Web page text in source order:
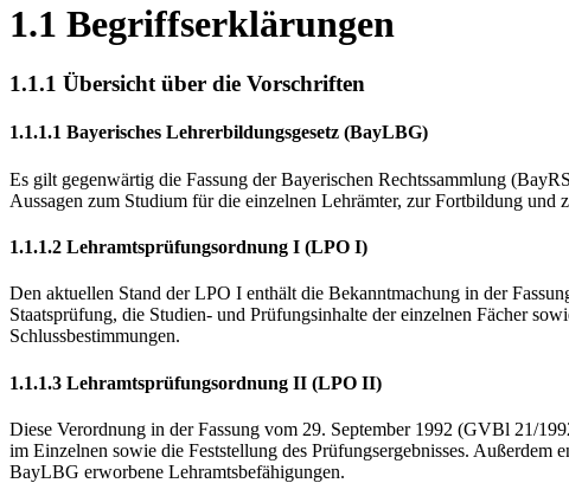
1.1 Begriffserklärungen
1.1.1 Übersicht über die Vorschriften
1.1.1.1 Bayerisches Lehrerbildungsgesetz (BayLBG)
Es gilt gegenwärtig die Fassung der Bayerischen Rechtssammlung
Aussagen zum Studium für die einzelnen Lehrämter, zur Fortbildung
1.1.1.2 Lehramtsprüfungsordnung I (LPO I)
Den aktuellen Stand der LPO I enthält die Bekanntmachung in der
Staatsprüfung, die Stu­dien- und Prüfungsinhalte der einzelnen Fächer
Schlussbestimmungen.
1.1.1.3 Lehramtsprüfungsordnung II (LPO II)
Diese Verordnung in der Fassung vom 29. September 1992 (GVBl 21/
im Einzelnen sowie die Feststellung des Prüfungsergebnisses.
BayLBG erworbene Lehramtsbefähigungen.